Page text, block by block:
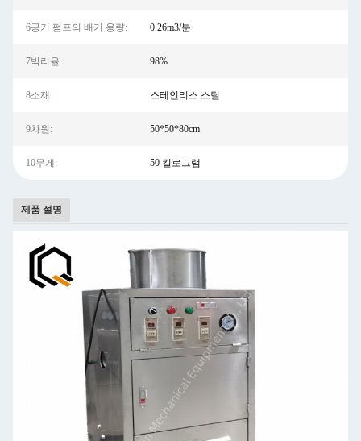
6공기 펌프의 배기 용량: 0.26m3/분
7박리율: 98%
8소재: 스테인리스 스틸
9차원: 50*50*80cm
10무게: 50 킬로그램
제품 설명